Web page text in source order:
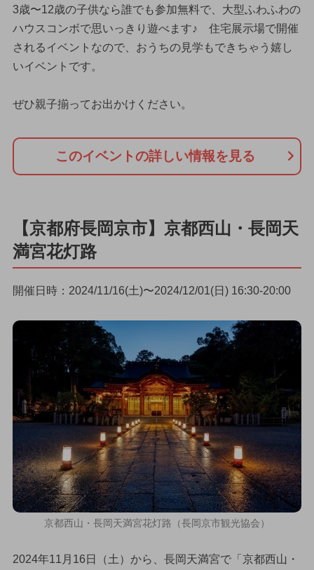
3歳〜12歳の子供なら誰でも参加無料で、大型ふわふわの
ハウスコンボで思いっきり遊べます♪ 住宅展示場で開催
されるイベントなので、おうちの見学もできちゃう嬉し
いイベントです。
ぜひ親子揃ってお出かけください。
このイベントの詳しい情報を見る
【京都府長岡京市】京都西山・長岡天
満宮花灯路
開催日時：2024/11/16(土)〜2024/12/01(日) 16:30-20:00
京都西山・長岡天満宮花灯路（長岡京市観光協会）
2024年11月16日（土）から、長岡天満宮で「京都西山・